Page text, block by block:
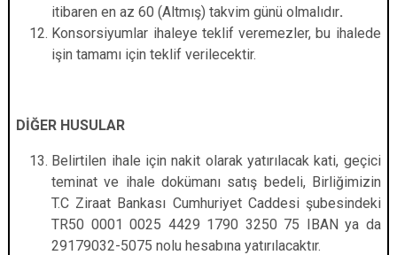
itibaren en az 60 (Altmış) takvim günü olmalıdır.
Konsorsiyumlar ihaleye teklif veremezler, bu ihalede
işin tamamı için teklif verilecektir.
DİĞER HUSULAR
Belirtilen ihale için nakit olarak yatırılacak kati, geçici
teminat ve ihale dokümanı satış bedeli, Birliğimizin
T.C Ziraat Bankası Cumhuriyet Caddesi şubesindeki
TR50 0001 0025 4429 1790 3250 75 IBAN ya da
29179032-5075 nolu hesabına yatırılacaktır.